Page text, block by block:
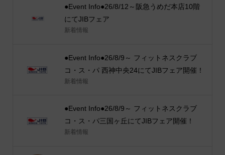
●Event Info●26/8/12～阪急うめだ本店10階
にてJIBフェア
新着情報
●Event Info●26/8/9～ フィットネスクラブ
コ・ス・パ 西神中央24にてJIBフェア開催！
新着情報
●Event Info●26/8/9～ フィットネスクラブ
コ・ス・パ三国ヶ丘にてJIBフェア開催！
新着情報